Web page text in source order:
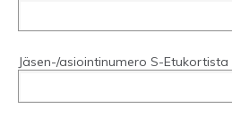
Jäsen-/asiointinumero S-Etukortista